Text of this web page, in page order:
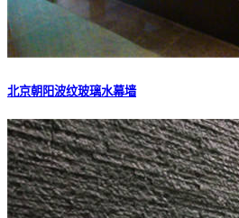
北京朝阳波纹玻璃水幕墙